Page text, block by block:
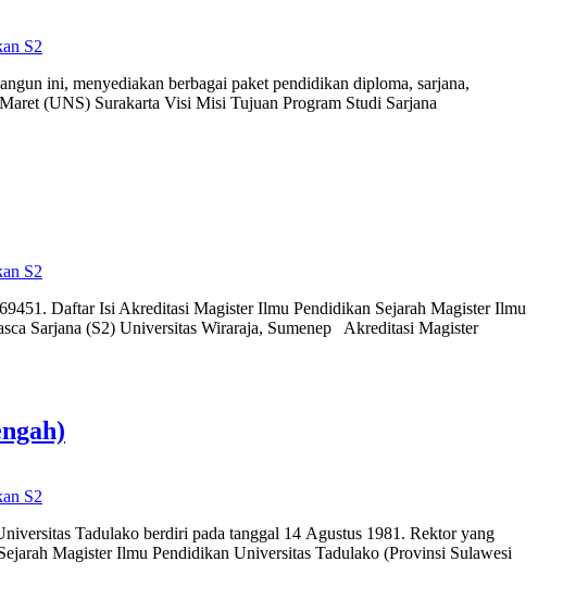
S2
ini, menyediakan berbagai paket pendidikan diploma, sarjana,
(UNS) Surakarta Visi Misi Tujuan Program Studi Sarjana
S2
Daftar Isi Akreditasi Magister Ilmu Pendidikan Sejarah Magister Ilmu
Sarjana (S2) Universitas Wiraraja, Sumenep Akreditasi Magister
S2
Tadulako berdiri pada tanggal 14 Agustus 1981. Rektor yang
Magister Ilmu Pendidikan Universitas Tadulako (Provinsi Sulawesi